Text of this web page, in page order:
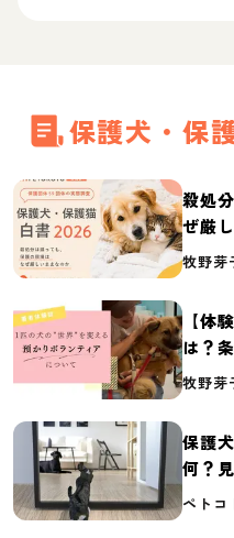
保護犬・保
殺処
ぜ厳
体の
牧野芽
【体
は？
介
牧野芽
保護
何？
要な
ペトコ